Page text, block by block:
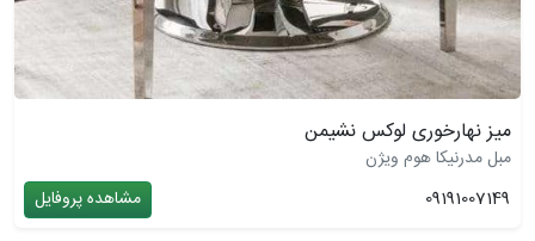
میز نهارخوری لوکس نشیمن
مبل مدرنیکا هوم ویژن
09191007149
مشاهده پروفایل